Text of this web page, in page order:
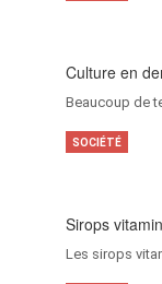
Culture en
Beaucoup de
Sirops
Les sirops
SOCIÉTÉ